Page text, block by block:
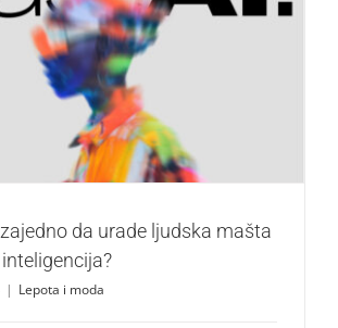
da urade ljudska mašta i veštačka
inteligencija?
Lepota i moda
da urade ljudska mašta
| Lepota i moda